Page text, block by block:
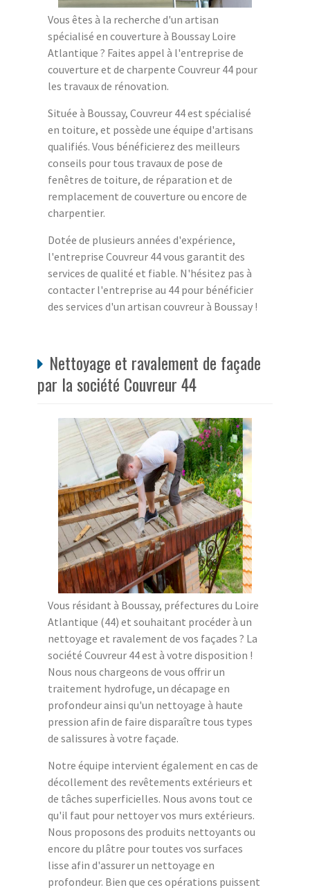
Vous êtes à la recherche d'un artisan
spécialisé en couverture à Boussay Loire
Atlantique ? Faites appel à l'entreprise de
couverture et de charpente Couvreur 44 pour
les travaux de rénovation.
Située à Boussay, Couvreur 44 est spécialisé
en toiture, et possède une équipe d'artisans
qualifiés. Vous bénéficierez des meilleurs
conseils pour tous travaux de pose de
fenêtres de toiture, de réparation et de
remplacement de couverture ou encore de
charpentier.
Dotée de plusieurs années d'expérience,
l'entreprise Couvreur 44 vous garantit des
services de qualité et fiable. N'hésitez pas à
contacter l'entreprise au 44 pour bénéficier
des services d'un artisan couvreur à Boussay !
Nettoyage et ravalement de façade
par la société Couvreur 44
Vous résidant à Boussay, préfectures du Loire
Atlantique (44) et souhaitant procéder à un
nettoyage et ravalement de vos façades ? La
société Couvreur 44 est à votre disposition !
Nous nous chargeons de vous offrir un
traitement hydrofuge, un décapage en
profondeur ainsi qu'un nettoyage à haute
pression afin de faire disparaître tous types
de salissures à votre façade.
Notre équipe intervient également en cas de
décollement des revêtements extérieurs et
de tâches superficielles. Nous avons tout ce
qu'il faut pour nettoyer vos murs extérieurs.
Nous proposons des produits nettoyants ou
encore du plâtre pour toutes vos surfaces
lisse afin d'assurer un nettoyage en
profondeur. Bien que ces opérations puissent